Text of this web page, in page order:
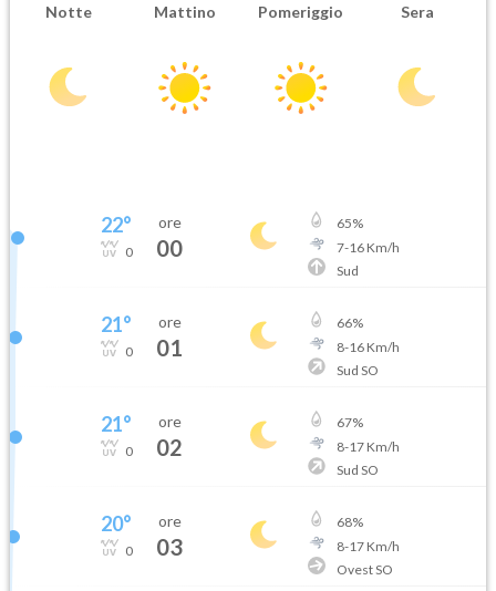
Notte Mattino Pomeriggio Sera
22°
0
ore
00
65%
7-16Km/h
Sud
21°
0
ore
01
66%
8-16Km/h
Sud SO
21°
0
ore
02
67%
8-17Km/h
Sud SO
20°
0
ore
03
68%
8-17Km/h
Ovest SO